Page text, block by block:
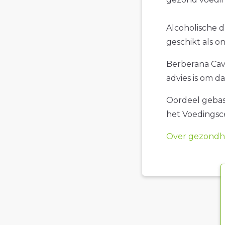
Alcoholische
geschikt als
Berberana
advies is om
Oordeel
het
Over